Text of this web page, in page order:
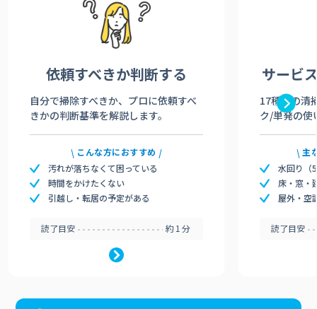
依頼すべきか判断する
自分で掃除すべきか、プロに依頼すべ
きかの判断基準を解説します。
こんな方におすすめ
汚れが落ちなくて困っている
時間をかけたくない
引越し・転居の予定がある
読了目安 約1分
サービ
17種類の清
ク/単発の使
主
水回り（
床・窓・
屋外・空
読了目安